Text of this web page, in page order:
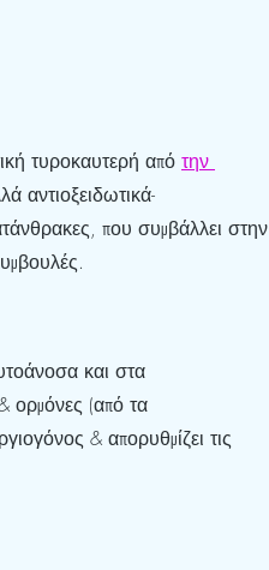
τυροκαυτερή από την
αντιοξειδωτικά-
που συμβάλλει στην
και στα
ορμόνες (από τα
& απορυθμίζει τις